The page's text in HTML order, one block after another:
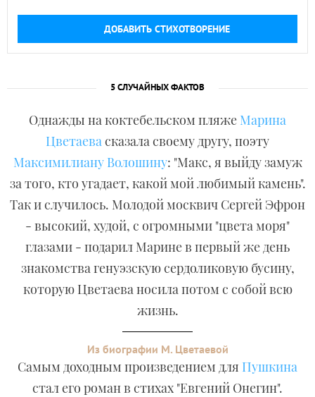
ДОБАВИТЬ СТИХОТВОРЕНИЕ
5 СЛУЧАЙНЫХ ФАКТОВ
Однажды на коктебельском пляже Марина
Цветаевасказала своему другу, поэту
Максимилиану Волошину: "Макс, я выйду замуж
за того, кто угадает, какой мой любимый камень".
Так и случилось. Молодой москвич Сергей Эфрон
- высокий, худой, с огромными "цвета моря"
глазами - подарил Марине в первый же день
знакомства генуэзскую сердоликовую бусину,
которую Цветаева носила потом с собой всю
жизнь.
Из биографии М. Цветаевой
Самым доходным произведением для Пушкина
стал его роман в стихах "Евгений Онегин".